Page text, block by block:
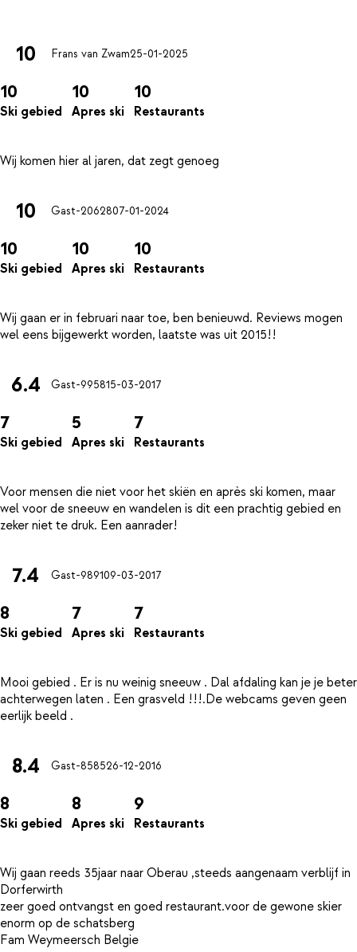
10 Frans van Zwam25-01-2025
10
Ski gebied
10
Apres ski
10
Restaurants
10 Gast-2062807-01-2024
10
Ski gebied
10
Apres ski
10
Restaurants
Wij gaan er in februari naar toe, ben benieuwd. Reviews mogen
6.4 Gast-995815-03-2017
7
Ski gebied
5
Apres ski
7
Restaurants
Voor mensen die niet voor het skiën en après ski komen, maar
wel voor de sneeuw en wandelen is dit een prachtig gebied en
7.4 Gast-989109-03-2017
8
Ski gebied
7
Apres ski
7
Restaurants
Mooi gebied . Er is nu weinig sneeuw . Dal afdaling kan je je beter
achterwegen laten . Een grasveld !!!.De webcams geven geen
8.4 Gast-858526-12-2016
8
Ski gebied
8
Apres ski
9
Restaurants
Wij gaan reeds 35jaar naar Oberau ,steeds aangenaam verblijf in
Dorferwirth
zeer goed ontvangst en goed restaurant.voor de gewone skier
enorm op de schatsberg